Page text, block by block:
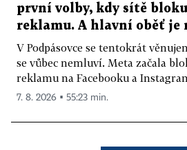
první volby, kdy sítě
reklamu. A hlavní oběť je
V Podpásovce se tentokrát
se vůbec nemluví. Meta začala
reklamu na Facebooku a
7. 8. 2026 ▪ 55:23 min.